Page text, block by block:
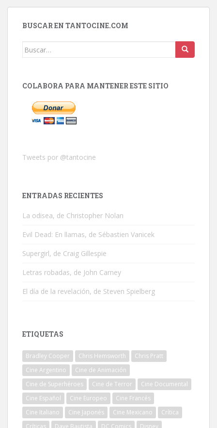
BUSCAR EN TANTOCINE.COM
Buscar:
COLABORA PARA MANTENER ESTE SITIO
Tweets por @tantocine
ENTRADAS RECIENTES
La odisea, de Christopher Nolan
Evil Dead: En llamas, de Sébastien Vanicek
Supergirl, de Craig Gillespie
Letras robadas, de John Carney
El día de la revelación, de Steven Spielberg
ETIQUETAS
Bradley Cooper Chris Hemsworth
Chris Pratt
Cine Argentino
Cine de Animación
Cine de Superhéroes
Cine de Terror
Cine Documental
Cine Español
Cine Europeo
Cine Francés
Cine Italiano
Cine Japonés Cine Mexicano
Crítica